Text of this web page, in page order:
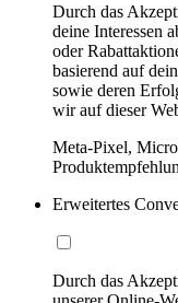
Durch das
deine Interessen
oder
basierend auf
sowie deren
wir auf dieser
Meta-Pixel,
Erweitertes
Durch das